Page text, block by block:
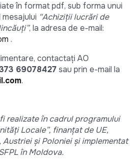
în format pdf, sub forma unui
“Achiziții lucrări de
, la adresa de e-mail:
.
contactați AO
69078427 sau prin e-mail la
.
realizate în cadrul programului
Locale”, finanțat de UE,
Austriei și Poloniei și implementat
în Moldova.